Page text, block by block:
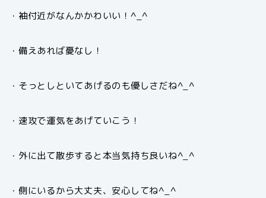
・袖付近がなんかかわいい！^_^
・備えあれば憂なし！
・そっとしといてあげるのも優しさだね^_^
・速攻で運気をあげていこう！
・外に出て散歩すると本当気持ち良いね^_^
・側にいるから大丈夫、安心してね^_^